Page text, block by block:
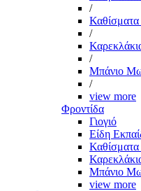
/
/
/
Μπάνιο
/
view more
Φροντίδα
Γιογιό
Είδη
Μπάνιο
view more